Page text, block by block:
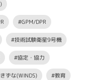
#GPM/DPR
#技術試験衛星9号機
#協定・協力
ずな(WINDS) #教育